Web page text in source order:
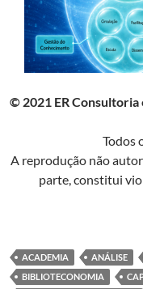
© 2021 ER
Todos
A reprodução não
parte, constitui
ACADEMIA ANÁLISE
BIBLIOTECONOMIA